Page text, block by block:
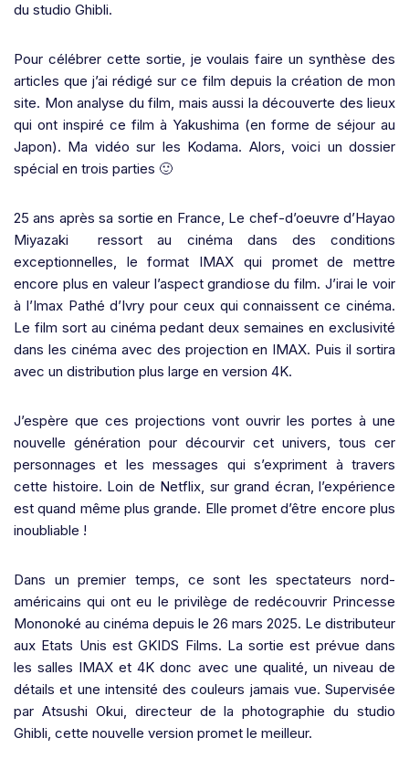
du studio Ghibli.
Pour célébrer cette sortie, je voulais faire un synthèse des
articles que j’ai rédigé sur ce film depuis la création de mon
site. Mon analyse du film, mais aussi la découverte des lieux
qui ont inspiré ce film à Yakushima (en forme de séjour au
Japon). Ma vidéo sur les Kodama. Alors, voici un dossier
spécial en trois parties 🙂
25 ans après sa sortie en France, Le chef-d’oeuvre d’Hayao
Miyazaki ressort au cinéma dans des conditions
exceptionnelles, le format IMAX qui promet de mettre
encore plus en valeur l’aspect grandiose du film. J’irai le voir
à l’Imax Pathé d’Ivry pour ceux qui connaissent ce cinéma.
Le film sort au cinéma pedant deux semaines en exclusivité
dans les cinéma avec des projection en IMAX. Puis il sortira
avec un distribution plus large en version 4K.
J’espère que ces projections vont ouvrir les portes à une
nouvelle génération pour décourvir cet univers, tous cer
personnages et les messages qui s’expriment à travers
cette histoire. Loin de Netflix, sur grand écran, l’expérience
est quand même plus grande. Elle promet d’être encore plus
inoubliable !
Dans un premier temps, ce sont les spectateurs nord-
américains qui ont eu le privilège de redécouvrir Princesse
Mononoké au cinéma depuis le 26 mars 2025. Le distributeur
aux Etats Unis est GKIDS Films. La sortie est prévue dans
les salles IMAX et 4K donc avec une qualité, un niveau de
détails et une intensité des couleurs jamais vue. Supervisée
par Atsushi Okui, directeur de la photographie du studio
Ghibli, cette nouvelle version promet le meilleur.